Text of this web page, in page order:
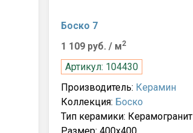
Боско 7
1 109 руб. / м2
Артикул: 104430
Производитель: Керамин
Коллекция: Боско
Тип керамики: Керамогранит